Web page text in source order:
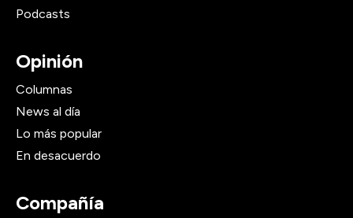
Podcasts
Opinión
Columnas
News al día
Lo más popular
En desacuerdo
Compañía